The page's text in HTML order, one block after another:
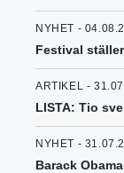
NYHET -
Festival
ARTIKEL -
LISTA: Tio
NYHET -
Barack